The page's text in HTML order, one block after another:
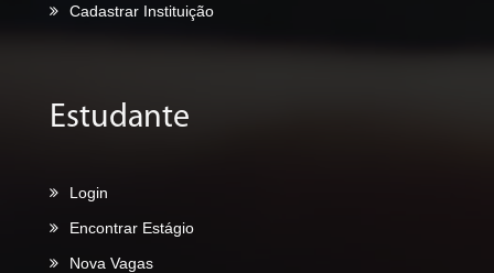
Cadastrar Instituição
Estudante
Login
Encontrar Estágio
Nova Vagas